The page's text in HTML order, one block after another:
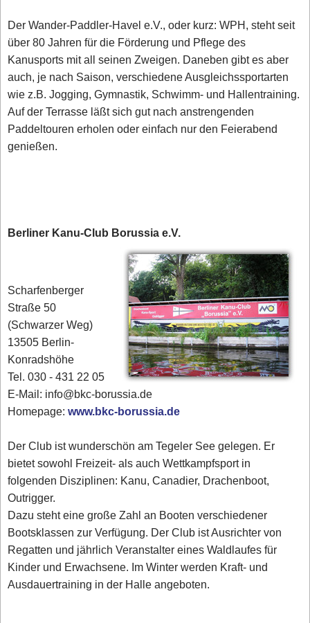
Der Wander-Paddler-Havel e.V., oder kurz: WPH, steht seit
über 80 Jahren für die Förderung und Pflege des
Kanusports mit all seinen Zweigen. Daneben gibt es aber
auch, je nach Saison, verschiedene Ausgleichssportarten
wie z.B. Jogging, Gymnastik, Schwimm- und Hallentraining.
Auf der Terrasse läßt sich gut nach anstrengenden
Paddeltouren erholen oder einfach nur den Feierabend
genießen.
Berliner Kanu-Club Borussia e.V.
Scharfenberger
Straße 50
(Schwarzer Weg)
13505 Berlin-
Konradshöhe
Tel. 030 - 431 22 05
E-Mail: info@bkc-borussia.de
Homepage:www.bkc-borussia.de
Der Club ist wunderschön am Tegeler See gelegen. Er
bietet sowohl Freizeit- als auch Wettkampfsport in
folgenden Disziplinen: Kanu, Canadier, Drachenboot,
Outrigger.
Dazu steht eine große Zahl an Booten verschiedener
Bootsklassen zur Verfügung. Der Club ist Ausrichter von
Regatten und jährlich Veranstalter eines Waldlaufes für
Kinder und Erwachsene. Im Winter werden Kraft- und
Ausdauertraining in der Halle angeboten.